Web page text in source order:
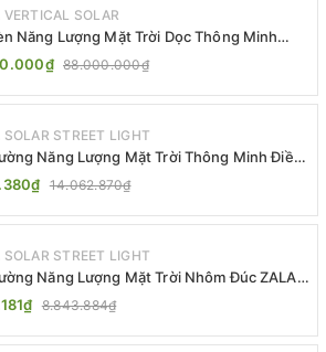
SOLAR
Năng Lượng Mặt Trời Dọc Thông Minh
360 | ZALAA Jsc
88.000.000₫
STREET LIGHT
Năng Lượng Mặt Trời Thông Minh Điều
ZL-GMX01 ZALAA
14.062.870₫
STREET LIGHT
Năng Lượng Mặt Trời Nhôm Đúc ZALAA
Cao Cấp IP65
8.843.884₫